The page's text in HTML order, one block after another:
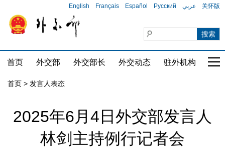
English Français Español Русский عربي 关怀版
首页 外交部 外交部长 外交动态 驻外机构 国
首页 > 发言人表态
2025年6月4日外交部发言人
林剑主持例行记者会